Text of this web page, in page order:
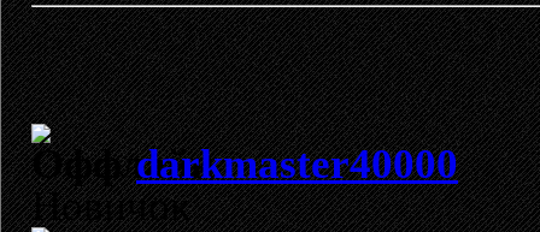
darkmaster40000
Новичок